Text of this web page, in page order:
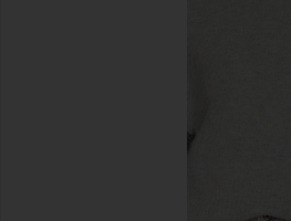
предыдущие слайды